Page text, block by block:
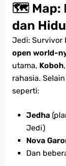
🗺️ Map:
dan
Jedi: Survivor
open world-
utama, Koboh
rahasia.
seperti:
Jedha
Jedi)
Nova
Dan